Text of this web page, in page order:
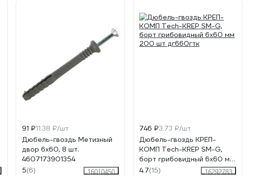
91 ₽11.38 ₽/шт
Дюбель-гвоздь Метизный
двор 6х60, 8 шт.
4607173901354
5(6)
16010450
746 ₽3.73 ₽/шт
Дюбель-гвоздь КРЕП-
КОМП Tech-KREP SM-G,
борт грибовидный 6х60 мм
200 шт дг660гтк
4.7(15)
16292783